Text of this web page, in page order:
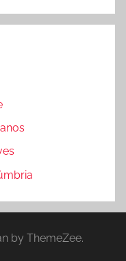
by ThemeZee.